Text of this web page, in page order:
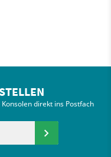
direkt ins Postfach